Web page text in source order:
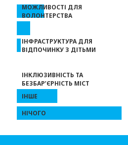
МОЖЛИВОСТІ ДЛЯ
ВОЛОНТЕРСТВА
ІНФРАСТРУКТУРА ДЛЯ
ВІДПОЧИНКУ З ДІТЬМИ
ІНКЛЮЗИВНІСТЬ ТА
БЕЗБАРʼЄРНІСТЬ МІСТ
ІНШЕ
НІЧОГО